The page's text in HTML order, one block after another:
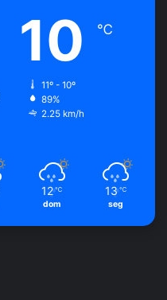
10 ℃
11º - 10º
89%
2.25 km/h
12 ℃
dom
13 ℃
seg